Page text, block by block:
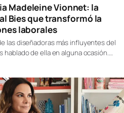
Madeleine Vionnet: la
Bies que transformó la
laborales
las diseñadoras más influyentes del
hablado de ella en alguna ocasión.…